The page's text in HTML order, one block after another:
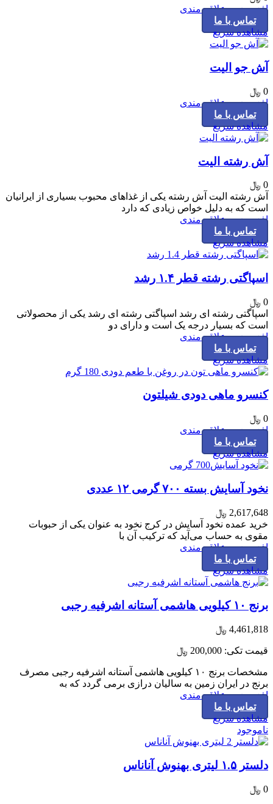
افزودن به علاقه مندی
تماس با ما
مشاهده سریع
آش جو الیت
0 ﷼
افزودن به علاقه مندی
تماس با ما
مشاهده سریع
آش رشته الیت
0 ﷼
آش رشته الیت آش رشته یکی از غذاهای محبوب بسیاری از ایرانیان
است که به دلیل خواص زیادی که دارد
افزودن به علاقه مندی
تماس با ما
مشاهده سریع
اسپاگتی رشته قطر ۱.۴ رشد
0 ﷼
اسپاگتی رشته ای رشد اسپاگتی رشته ای رشد یکی از محصولاتی
است که بسیار درجه یک است و دارای دو
افزودن به علاقه مندی
تماس با ما
مشاهده سریع
کنسرو ماهی دودی شیلتون
0 ﷼
افزودن به علاقه مندی
تماس با ما
مشاهده سریع
نخود آسایش بسته ۷۰۰ گرمی ۱۲ عددی
2,617,648 ﷼
خرید عمده نخود آسایش در کرج نخود به عنوان یکی از حبوبات
مقوی به حساب می‌آید که ترکیب آن با
افزودن به علاقه مندی
تماس با ما
مشاهده سریع
برنج ۱۰ کیلویی هاشمی آستانه اشرفیه رجبی
4,461,818 ﷼
قیمت تکی: 200,000 ﷼
مشخصات برنج ۱۰ کیلویی هاشمی آستانه اشرفیه رجبی مصرف
برنج در ایران زمین به سالیان درازی برمی گردد که به
افزودن به علاقه مندی
تماس با ما
مشاهده سریع
ناموجود
دلستر ۱.۵ لیتری بهنوش آناناس
0 ﷼